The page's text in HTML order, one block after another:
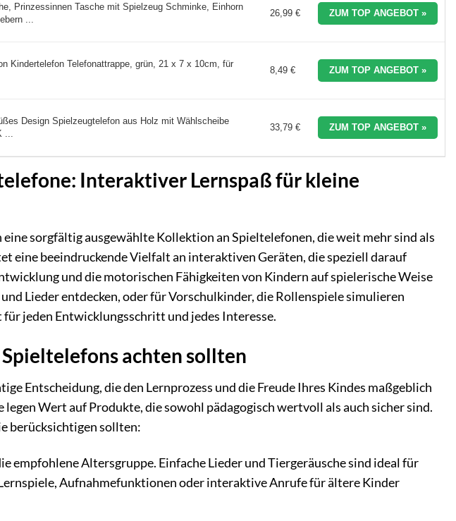
Prinzessinnen Tasche mit Spielzeug Schminke, Einhorn
...
26,99 € ZUM TOP ANGEBOT »
Kindertelefon Telefonattrappe, grün, 21 x 7 x 10cm, für
8,49 € ZUM TOP ANGEBOT »
Design Spielzeugtelefon aus Holz mit Wählscheibe
33,79 € ZUM TOP ANGEBOT »
Interaktiver Lernspaß für kleine
sorgfältig ausgewählte Kollektion an Spieltelefonen, die weit mehr sind als
eine beeindruckende Vielfalt an interaktiven Geräten, die speziell darauf
und die motorischen Fähigkeiten von Kindern auf spielerische Weise
Lieder entdecken, oder für Vorschulkinder, die Rollenspiele simulieren
für jeden Entwicklungsschritt und jedes Interesse.
achten sollten
Entscheidung, die den Lernprozess und die Freude Ihres Kindes maßgeblich
Wert auf Produkte, die sowohl pädagogisch wertvoll als auch sicher sind.
berücksichtigen sollten:
empfohlene Altersgruppe. Einfache Lieder und Tiergeräusche sind ideal für
Aufnahmefunktionen oder interaktive Anrufe für ältere Kinder